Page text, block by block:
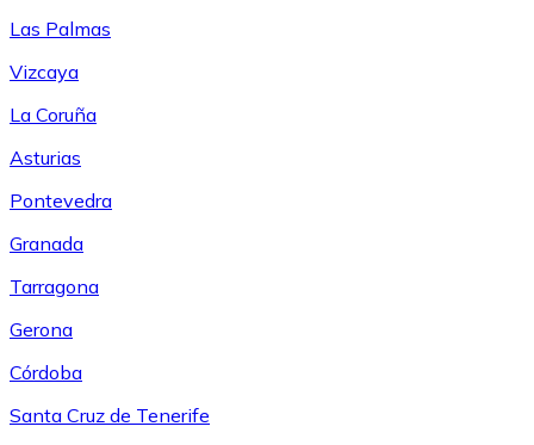
Las Palmas
Vizcaya
La Coruña
Asturias
Pontevedra
Granada
Tarragona
Gerona
Córdoba
Santa Cruz de Tenerife